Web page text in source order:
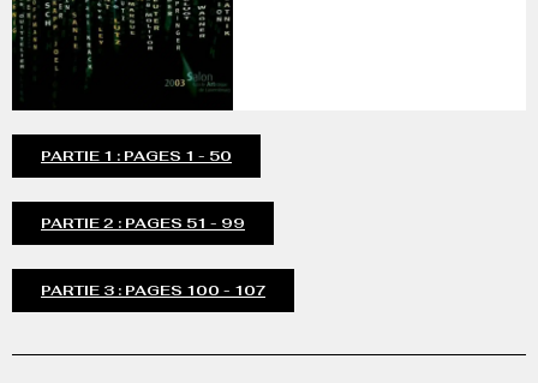
PARTIE 1 : PAGES 1 - 50
PARTIE 2 : PAGES 51 - 99
PARTIE 3 : PAGES 100 - 107